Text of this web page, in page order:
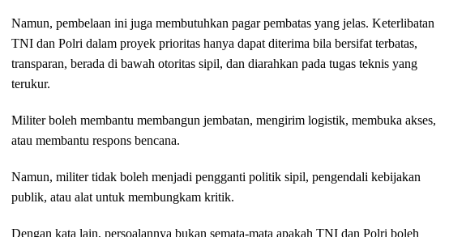
Namun, pembelaan ini juga membutuhkan pagar pembatas yang jelas. Keterlibatan
TNI dan Polri dalam proyek prioritas hanya dapat diterima bila bersifat terbatas,
transparan, berada di bawah otoritas sipil, dan diarahkan pada tugas teknis yang
terukur.
Militer boleh membantu membangun jembatan, mengirim logistik, membuka akses,
atau membantu respons bencana.
Namun, militer tidak boleh menjadi pengganti politik sipil, pengendali kebijakan
publik, atau alat untuk membungkam kritik.
Dengan kata lain, persoalannya bukan semata-mata apakah TNI dan Polri boleh